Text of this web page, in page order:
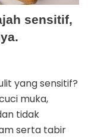
sensitif,
yang sensitif?
muka,
tidak
serta tabir